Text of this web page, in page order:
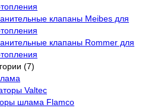
клапаны Meibes для
клапаны Rommer для
(7)
Valtec
шлама Flamco